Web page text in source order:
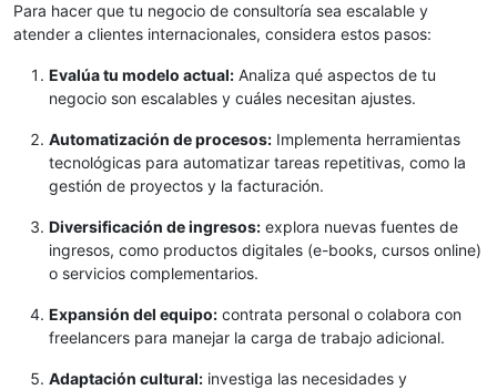
Para hacer que tu negocio de consultoría sea escalable y
atender a clientes internacionales, considera estos pasos:
Evalúa tu modelo actual: Analiza qué aspectos de tu
negocio son escalables y cuáles necesitan ajustes.
Automatización de procesos: Implementa herramientas
tecnológicas para automatizar tareas repetitivas, como la
gestión de proyectos y la facturación.
Diversificación de ingresos: explora nuevas fuentes de
ingresos, como productos digitales (e-books, cursos online)
o servicios complementarios.
Expansión del equipo: contrata personal o colabora con
freelancers para manejar la carga de trabajo adicional.
Adaptación cultural: investiga las necesidades y